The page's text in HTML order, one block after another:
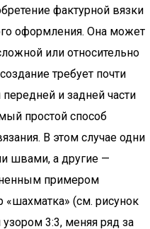
фактурной вязки
оформления. Она может
или относительно
требует почти
и задней части
простой способ
В этом случае одни
швами, а другие —
примером
«шахматка» (см. рисунок
3:3, меняя ряд за